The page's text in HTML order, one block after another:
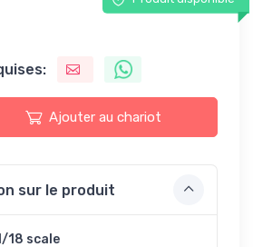
Ajouter au chariot
sur le produit
18 scale